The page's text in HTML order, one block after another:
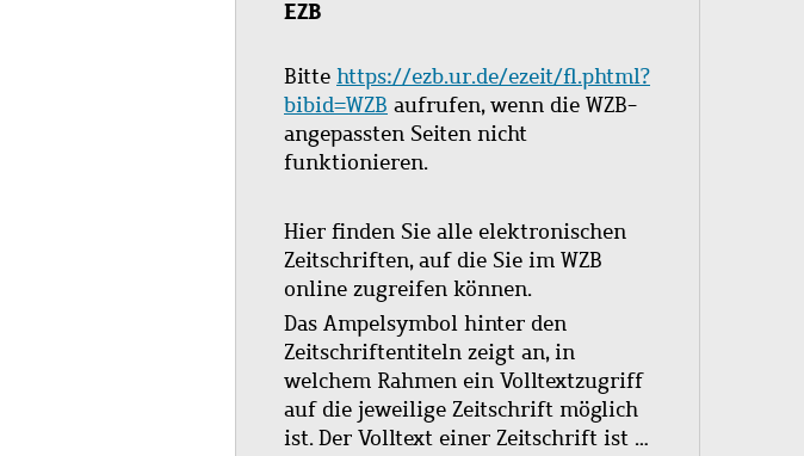
EZB
Bitte https://ezb.ur.de/ezeit/fl.phtml?
bibid=WZB aufrufen, wenn die WZB-
angepassten Seiten nicht
funktionieren.
Hier finden Sie alle elektronischen
Zeitschriften, auf die Sie im WZB
online zugreifen können.
Das Ampelsymbol hinter den
Zeitschriftentiteln zeigt an, in
welchem Rahmen ein Volltextzugriff
auf die jeweilige Zeitschrift möglich
ist. Der Volltext einer Zeitschrift ist …